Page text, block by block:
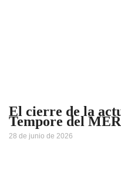
El cierre de la
Tempore del
28 de junio de 2026